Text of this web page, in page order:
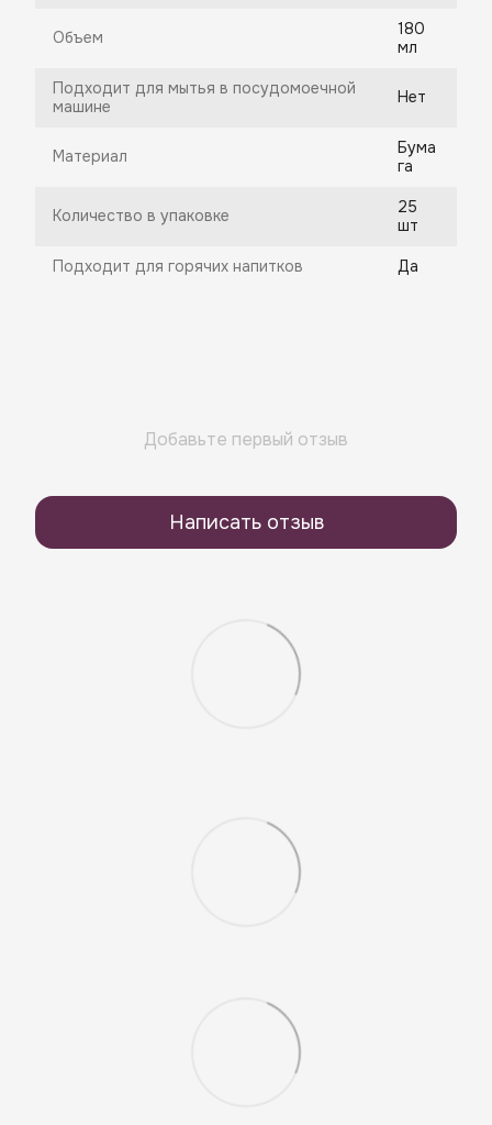
Объем
180
мл
Подходит для мытья в посудомоечной
машине
Нет
Материал
Бума
га
Количество в упаковке
25
шт
Подходит для горячих напитков Да
Добавьте первый отзыв
Написать отзыв